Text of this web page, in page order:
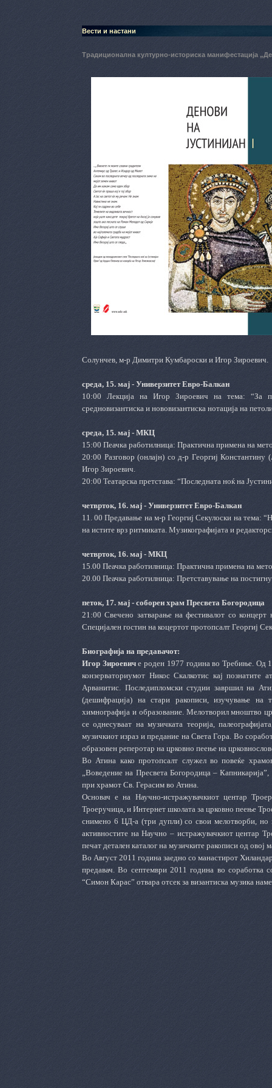
Вести и настани
Традиционална културно-историска манифестација
Солунчев, м-р Димитри Кумбароски и Игор Зироевич.
среда, 15. мај - Универзитет Евро-Балкан
10:00 Лекција на Игор Зироевич на тема: “За
средновизантиска и нововизантиска нотација на
среда, 15. мај - МКЦ
15:00 Пеачка работилница: Практична примена на
20:00 Разговор (онлајн) со д-р Георгиј Константину
Игор Зироевич.
20:00 Театарска претстава: “Последната ноќ на
четврток, 16. мај - Универзитет Евро-Балкан
11. 00 Предавање на м-р Георгиј Секулоски на тема:
на истите врз ритмиката. Музикографијата и
четврток, 16. мај - МКЦ
15.00 Пеачка работилница: Практична примена на
20.00 Пеачка работилница: Претставување на
петок, 17. мај - соборен храм Пресвета Богородица
21:00 Свечено затварање на фестивалот со
Специјален гостин на коцертот протопсалт Георгиј
Биографија на предавачот:
Игор Зироевиче роден 1977 година во Требиње. Од
конзерваториумот Никос Скалкотис кај познатите
Арванитис. Последипломски студии завршил на
(дешифрација) на стари ракописи, изучување на
химнографија и образование. Мелотворил мноштво
се однесуваат на музичката теорија,
музичкиот израз и предание на Света Гора. Во
образовен реперотар на црковно пеење на
Во Атина како протопсалт служел во повеќе
„Воведение на Пресвета Богородица –
при храмот Св. Герасим во Атина.
Основач е на Научно-истражувачкиот центар
Троеручица, и Интернет школата за црковно пеење
снимено 6 ЦД-а (три дупли) со свои мелотворби, но
активностите на Научно – истражувачкиот центар
печат детален каталог на музичките ракописи од овој
Во Август 2011 година заедно со манастирот
предавач. Во септември 2011 година во соработка
“Симон Карас” отвара отсек за византиска музика